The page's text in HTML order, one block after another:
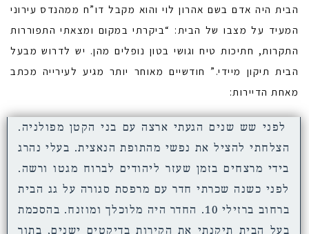
הבית היה אדם בשם אהרון לוי והוא מקבל דו”ח ממהנדס עירוני
המעיד על מצבו של הבית: “ביקרתי במקום ומצאתי התפוררות
התקרות, חתיכות טיח וגושי בטון נופלים מהן. יש לדרוש מבעל
הבית תיקון מיידי.” חודשיים מאוחר יותר מגיע לעירייה מכתב
מאחת הדיירות:
לפני שש שנים הגעתי ארצה עם בני הקטן מפולניה.
הצלחתי להציל את נפשי מהתופת הנאצית. בעלי נהרג
בידי מרצחים בזמן שעזר ליהודים לברוח מגטו ורשה.
לפני כשנה שכרתי חדר עם מרפסת סגורה על גג הבית
ברחוב ברזילי 10. החדר היה מלוכלך ומוזנח. בהסכמת
בעל הבית תיקנתי את הקירות בדיקטים ישנים, בתור